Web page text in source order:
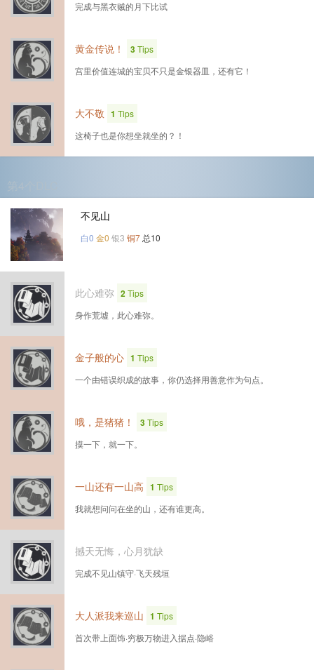
完成与黑衣贼的月下比试
黄金传说！ 3Tips
宫里价值连城的宝贝不只是金银器皿，还有它！
大不敬 1 Tips
这椅子也是你想坐就坐的？！
不见山
白0 金0 银3 铜7 总10
此心难弥 2Tips
身作荒墟，此心难弥。
金子般的心 1 Tips
一个由错误织成的故事，你仍选择用善意作为句点。
哦，是猪猪！ 3Tips
摸一下，就一下。
一山还有一山高 1 Tips
我就想问问在坐的山，还有谁更高。
撼天无悔，心月犹缺
完成不见山镇守·飞天残垣
大人派我来巡山 1 Tips
首次带上面饰·穷极万物进入据点·隐峪